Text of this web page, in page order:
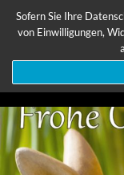
Zum
Inhalt
Sofern Sie Ihre
von Einwilligungen,